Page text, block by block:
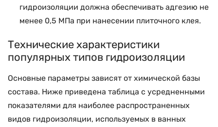
гидроизоляции должна обеспечивать адгезию не
менее 0,5 МПа при нанесении плиточного клея.
Технические характеристики
популярных типов гидроизоляции
Основные параметры зависят от химической базы
состава. Ниже приведена таблица с усредненными
показателями для наиболее распространенных
видов гидроизоляции, используемых в ванных